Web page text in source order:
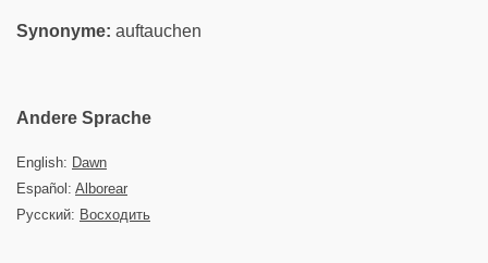
Synonyme: auftauchen
Andere Sprache
English: Dawn
Español: Alborear
Русский: Восходить